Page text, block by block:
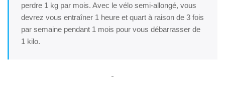
perdre 1 kg par mois. Avec le vélo semi-allongé, vous
devrez vous entraîner 1 heure et quart à raison de 3 fois
par semaine pendant 1 mois pour vous débarrasser de
1 kilo.